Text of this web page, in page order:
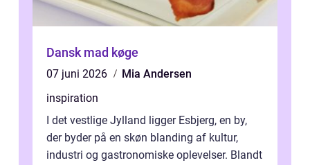
Dansk mad køge
07 juni 2026
Mia Andersen
inspiration
I det vestlige Jylland ligger Esbjerg, en by,
der byder på en skøn blanding af kultur,
industri og gastronomiske oplevelser. Blandt